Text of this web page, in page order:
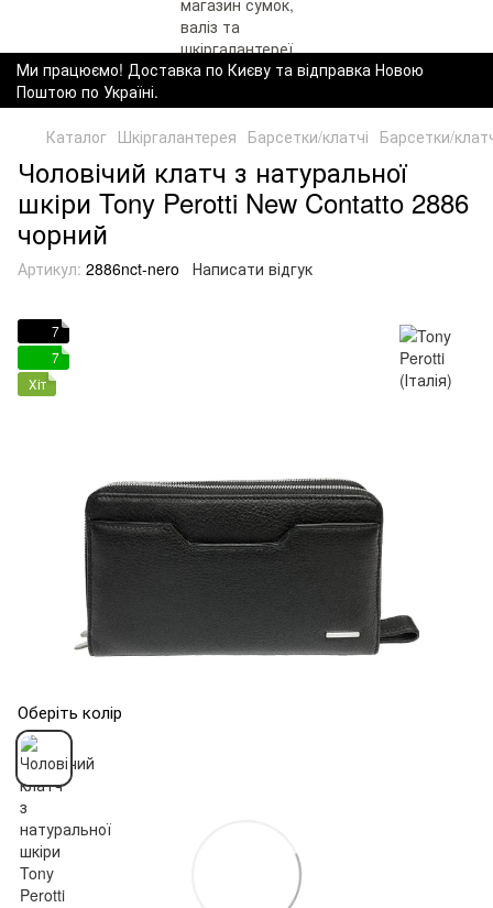
Ми працюємо! Доставка по Києву та відправка Новою
Поштою по Україні.
Каталог Шкіргалантерея Барсетки/клатчі Барсетки/
Чоловічий клатч з натуральної
шкіри Tony Perotti New Contatto 2886
чорний
Артикул: 2886nct-nero Написати відгук
7
7
Хіт
Оберіть колір